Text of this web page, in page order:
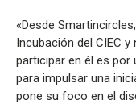
«Desde
Incubación del CIEC
participar en él es por
para impulsar una
pone su foco en el